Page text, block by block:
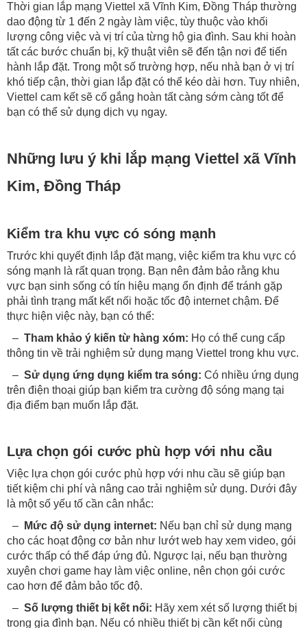
Thời gian lắp mạng Viettel xã Vĩnh Kim, Đồng Tháp thường
dao động từ 1 đến 2 ngày làm việc, tùy thuộc vào khối
lượng công việc và vị trí của từng hộ gia đình. Sau khi hoàn
tất các bước chuẩn bị, kỹ thuật viên sẽ đến tận nơi để tiến
hành lắp đặt. Trong một số trường hợp, nếu nhà bạn ở vị trí
khó tiếp cận, thời gian lắp đặt có thể kéo dài hơn. Tuy nhiên,
Viettel cam kết sẽ cố gắng hoàn tất càng sớm càng tốt để
bạn có thể sử dụng dịch vụ ngay.
Những lưu ý khi lắp mạng Viettel xã Vĩnh
Kim, Đồng Tháp
Kiểm tra khu vực có sóng mạnh
Trước khi quyết định lắp đặt mạng, việc kiểm tra khu vực có
sóng mạnh là rất quan trọng. Bạn nên đảm bảo rằng khu
vực bạn sinh sống có tín hiệu mạng ổn định để tránh gặp
phải tình trạng mất kết nối hoặc tốc độ internet chậm. Để
thực hiện việc này, bạn có thể:
– Tham khảo ý kiến từ hàng xóm: Họ có thể cung cấp
thông tin về trải nghiệm sử dụng mạng Viettel trong khu vực.
– Sử dụng ứng dụng kiểm tra sóng: Có nhiều ứng dụng
trên điện thoại giúp bạn kiểm tra cường độ sóng mạng tại
địa điểm bạn muốn lắp đặt.
Lựa chọn gói cước phù hợp với nhu cầu
Việc lựa chọn gói cước phù hợp với nhu cầu sẽ giúp bạn
tiết kiệm chi phí và nâng cao trải nghiệm sử dụng. Dưới đây
là một số yếu tố cần cân nhắc:
–
Mức độ sử dụng internet: Nếu bạn chỉ sử dụng mạng
cho các hoạt động cơ bản như lướt web hay xem video, gói
cước thấp có thể đáp ứng đủ. Ngược lại, nếu bạn thường
xuyên chơi game hay làm việc online, nên chọn gói cước
cao hơn để đảm bảo tốc độ.
– Số lượng thiết bị kết nối: Hãy xem xét số lượng thiết bị
trong gia đình bạn. Nếu có nhiều thiết bị cần kết nối cùng